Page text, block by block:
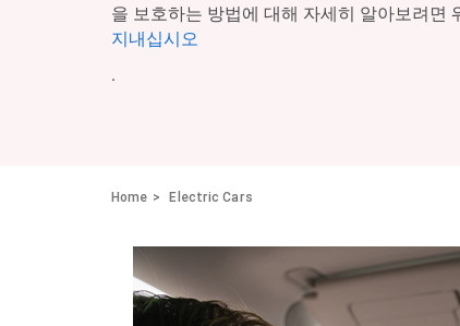
을 보호하는 방법에 대해 자세히 알아보려면
지내십시오
.
Home Electric Cars